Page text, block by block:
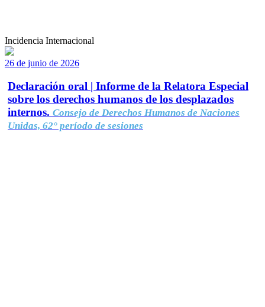
Incidencia Internacional
26 de junio de 2026
Declaración oral | Informe de la Relatora Especial
sobre los derechos humanos de los desplazados
internos. Consejo de Derechos Humanos de Naciones
Unidas, 62° período de sesiones